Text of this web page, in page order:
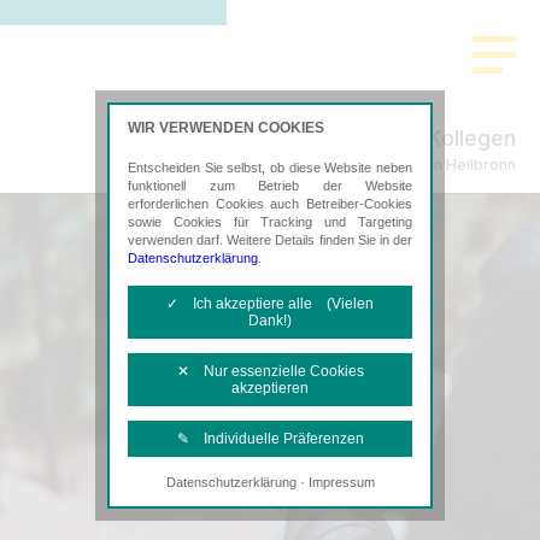
Ritter-Köhnlein & Kollegen
Steuerberatung in Heilbronn
WIR VERWENDEN COOKIES
Entscheiden Sie selbst, ob diese Website neben
funktionell zum Betrieb der Website
erforderlichen Cookies auch Betreiber-Cookies
sowie Cookies für Tracking und Targeting
verwenden darf. Weitere Details finden Sie in der
Datenschutzerklärung
✓ Ich akzeptiere alle (Vielen
Dank!)
✕ Nur essenzielle Cookies
akzeptieren
✎ Individuelle Präferenzen
Notwendige Cookies
Diese Cookies sind erforderlich, um die
Datenschutzerklärung· Impressum